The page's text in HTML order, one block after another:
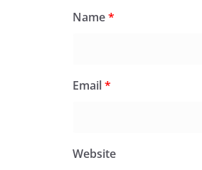
Name*
Email*
Website